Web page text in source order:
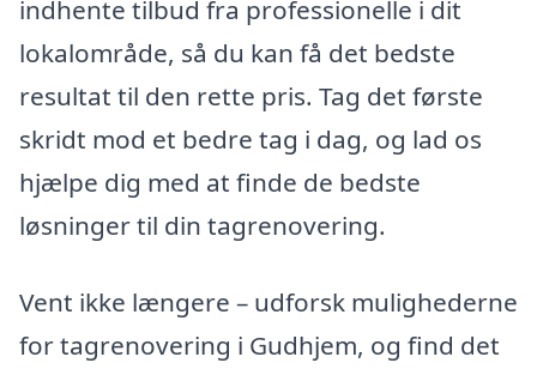
indhente tilbud fra professionelle i dit
lokalområde, så du kan få det bedste
resultat til den rette pris. Tag det første
skridt mod et bedre tag i dag, og lad os
hjælpe dig med at finde de bedste
løsninger til din tagrenovering.
Vent ikke længere – udforsk mulighederne
for tagrenovering i Gudhjem, og find det